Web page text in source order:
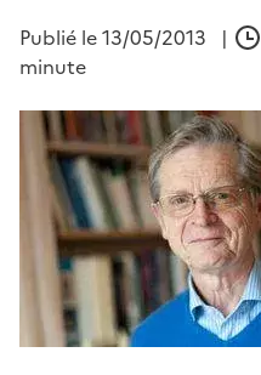
Publié le13/05/2013 |
minute